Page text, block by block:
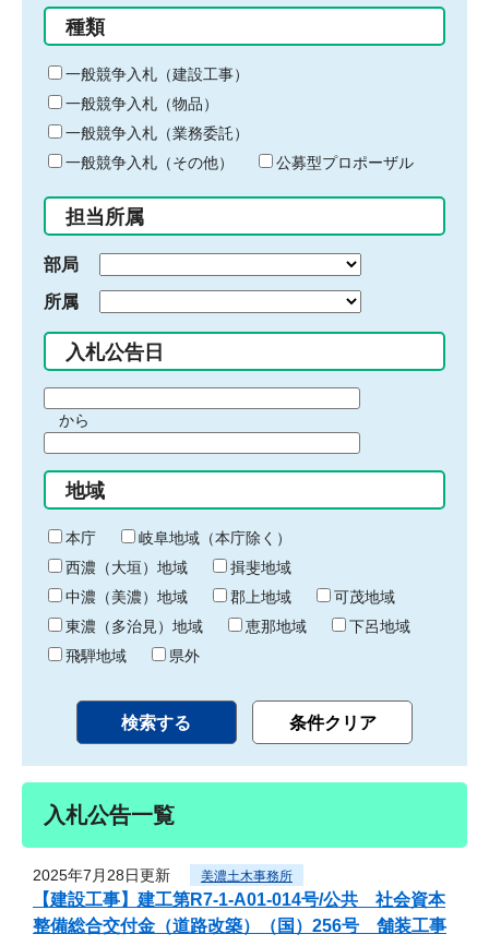
る
キ
ー
ワ
ー
ド
入
力
種類
一般競争入札（建設工事）
一般競争入札（物品）
一般競争入札（業務委託）
一般競争入札（その他）
公募型プロポーザル
担当所属
部局
所属
入札公告日
間
始
り
から
間
終
わ
り
地域
本庁
岐阜地域（本庁除く）
西濃（大垣）地域
揖斐地域
中濃（美濃）地域
郡上地域
可茂地域
東濃（多治見）地域
恵那地域
下呂地域
飛騨地域
県外
入札公告一覧
2025年7月28日更新 美濃土木事務所
【建設工事】建工第R7-1-A01-014号/公共 社会資本
整備総合交付金（道路改築）（国）256号 舗装工事